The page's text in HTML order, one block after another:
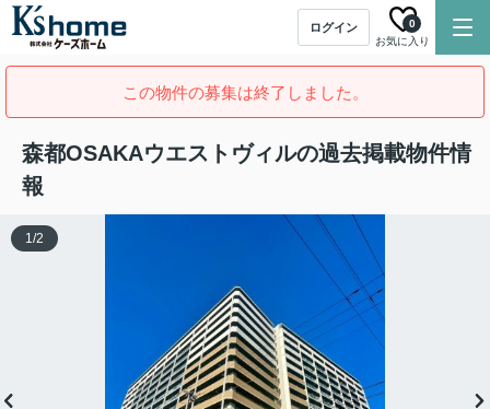
ログイン
お気に入り
0
この物件の募集は終了しました。
森都OSAKAウエストヴィルの過去掲載物件情
報
1/2